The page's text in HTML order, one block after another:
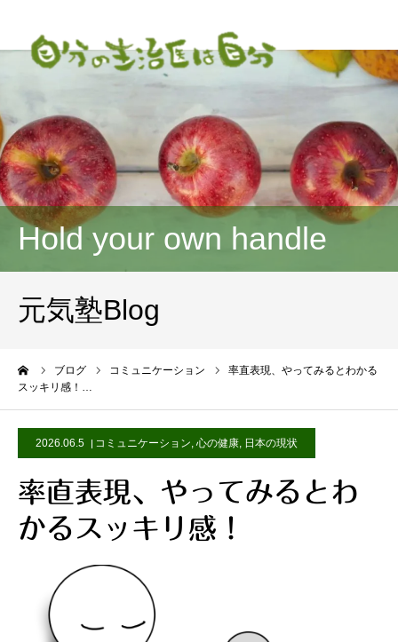
Hold your own handle
元気塾Blog
ブログ コミュニケーション
率直表現、やってみるとわかる
スッキリ感！…
2026.06.5 コミュニケーション, 心の健康, 日本の現状
率直表現、やってみるとわ
かるスッキリ感！